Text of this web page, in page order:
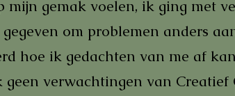
mijn gemak voelen, ik ging met
om problemen anders
hoe ik gedachten van me af
verwachtingen van Creatief